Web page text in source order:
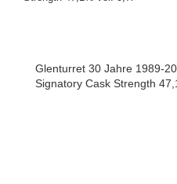
Glenturret 30 Jahre 1989-
Signatory Cask Strength